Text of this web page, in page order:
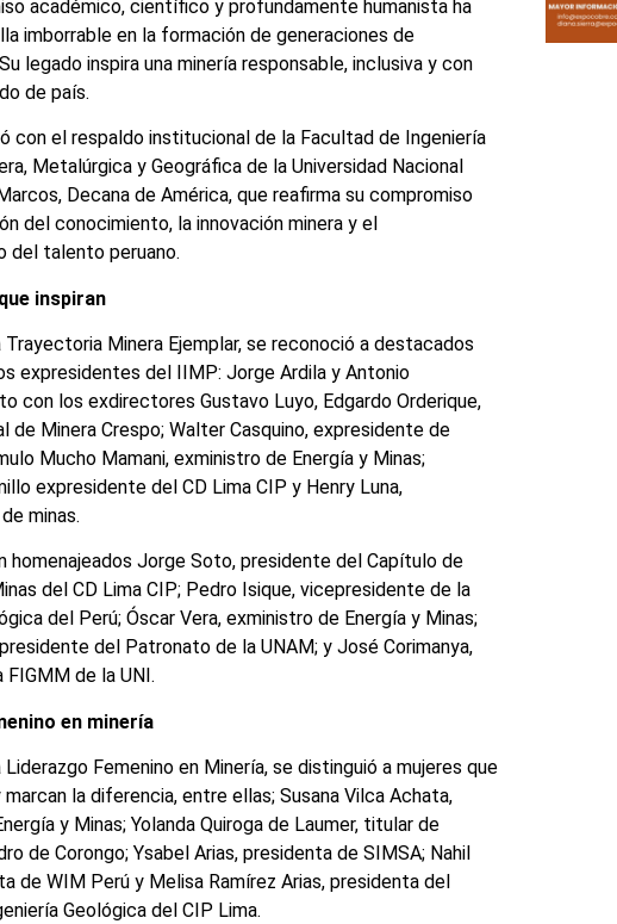
académico, científico y profundamente humanista ha
imborrable en la formación de generaciones de
legado inspira una minería responsable, inclusiva y con
de país.
con el respaldo institucional de la Facultad de Ingeniería
Metalúrgica y Geográfica de la Universidad Nacional
Decana de América, que reafirma su compromiso
del conocimiento, la innovación minera y el
del talento peruano.
inspiran
Trayectoria Minera Ejemplar, se reconoció a destacados
expresidentes del IIMP: Jorge Ardila y Antonio
con los exdirectores Gustavo Luyo, Edgardo Orderique,
de Minera Crespo; Walter Casquino, expresidente de
Mucho Mamani, exministro de Energía y Minas;
expresidente del CD Lima CIP y Henry Luna,
minas.
homenajeados Jorge Soto, presidente del Capítulo de
del CD Lima CIP; Pedro Isique, vicepresidente de la
del Perú; Óscar Vera, exministro de Energía y Minas;
del Patronato de la UNAM; y José Corimanya,
de la UNI.
en minería
Liderazgo Femenino en Minería, se distinguió a mujeres que
marcan la diferencia, entre ellas; Susana Vilca Achata,
y Minas; Yolanda Quiroga de Laumer, titular de
de Corongo; Ysabel Arias, presidenta de SIMSA; Nahil
de WIM Perú y Melisa Ramírez Arias, presidenta del
Geológica del CIP Lima.